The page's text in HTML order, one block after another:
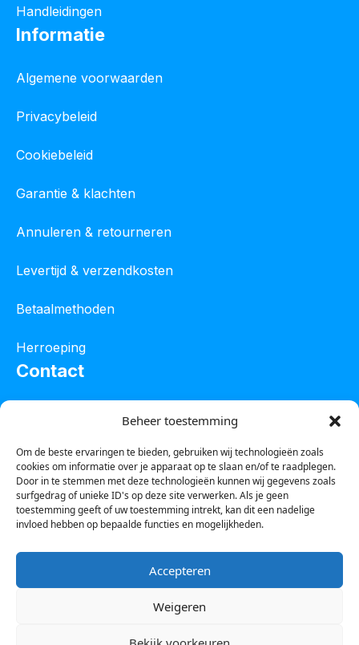
Beheer toestemming
Om de beste ervaringen te bieden, gebruiken wij technologieën zoals
cookies om informatie over je apparaat op te slaan en/of te raadplegen.
Door in te stemmen met deze technologieën kunnen wij gegevens zoals
surfgedrag of unieke ID's op deze site verwerken. Als je geen
toestemming geeft of uw toestemming intrekt, kan dit een nadelige
invloed hebben op bepaalde functies en mogelijkheden.
Accepteren
Weigeren
Handleidingen
Informatie
Algemene voorwaarden
Privacybeleid
Cookiebeleid
Garantie & klachten
Annuleren & retourneren
Levertijd & verzendkosten
Betaalmethoden
Herroeping
Contact
Tel :0850601800
Whatsapp : 0623388306
KvK leeuwarden : 61835943
BTW nr : NL001450418B86